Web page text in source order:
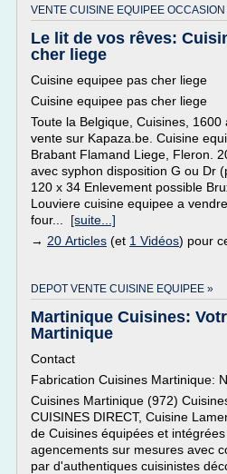
VENTE CUISINE EQUIPEE
Le lit de vos rêves:
cher liege
Cuisine equipee pas cher liege
Cuisine equipee pas cher liege
Toute la Belgique, Cuisines,
vente sur Kapaza.be. Cuisine
Brabant Flamand Liege, Fleron.
avec syphon disposition G ou Dr
120 x 34 Enlevement possible
Louviere cuisine equipee a
four... [suite...]
→ 20 Articles (et 1 Vidéos) pour
DEPOT VENTE CUISINE EQUIPEE »
Martinique Cuisines:
Martinique
Contact
Fabrication Cuisines Martinique:
Cuisines Martinique (972)
CUISINES DIRECT, Cuisine
de Cuisines équipées et
agencements sur mesures avec
par d'authentiques cuisinistes